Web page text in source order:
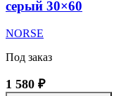
серый 30×60
NORSE
Под заказ
1 580 ₽